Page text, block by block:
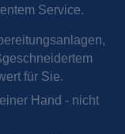
Service.
für Sie.
Hand - nicht